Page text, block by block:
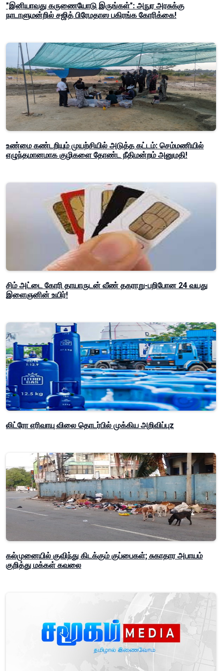
"இனியாவது கருணையோடு இருங்கள்": அநுர அரசுக்கு
நாடாளுமன்றில் சஜித் பிரேமதாஸ பகிரங்க கோரிக்கை!
உண்மை கண்டறியும் முயற்சியில் அடுத்த கட்டம்: செம்மணியில்
எழுந்தமானமாக குழிகளை தோண்ட நீதிமன்றம் அனுமதி!
சிம் அட்டை கோரி தாயாருடன் வீண் தகராறு-பறிபோன 24 வயது
இளைஞனின் உயிர்!
லிட்ரோ எரிவாயு விலை தொடர்பில் முக்கிய அறிவிப்புz
கல்முனையில் குவிந்து கிடக்கும் குப்பைகள்; சுகாதார அபாயம்
குறித்து மக்கள் கவலை